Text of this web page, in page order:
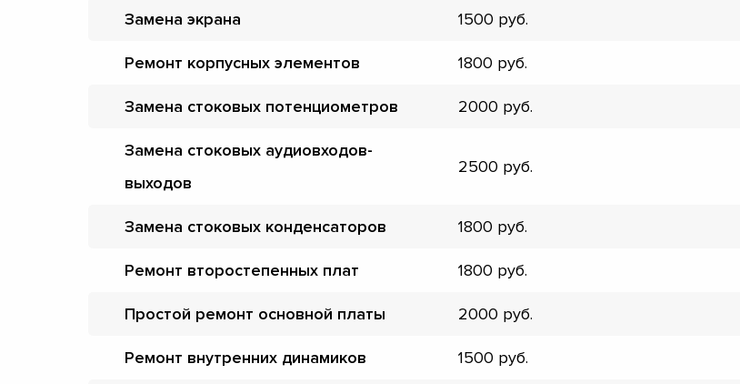
Замена экрана 1500
Ремонт корпусных элементов 1800
Замена стоковых потенциометров 2000
Замена стоковых аудиовходов-
выходов
2500
Замена стоковых конденсаторов 1800
Ремонт второстепенных плат 1800
Простой ремонт основной платы 2000
Ремонт внутренних динамиков 1500